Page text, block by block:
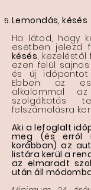
Lemondás, késés
Ha látod, hogy
esetben jelezd
késés,
ezen felül
és új időpontot
Ebben az
alkalommal
felszámolásra
Aki a lefoglalt
meg (és erről
korábban) az
listára kerül a
az elmaradt
után áll